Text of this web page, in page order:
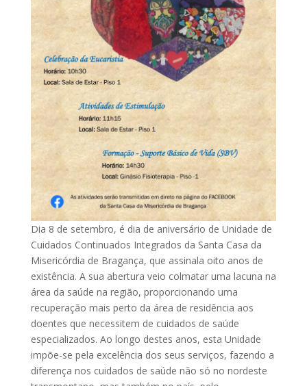
Dia 8 de setembro, é dia de aniversário de Unidade de
Cuidados Continuados Integrados da Santa Casa da
Misericórdia de Bragança, que assinala oito anos de
existência. A sua abertura veio colmatar uma lacuna na
área da saúde na região, proporcionando uma
recuperação mais perto da área de residência aos
doentes que necessitem de cuidados de saúde
especializados. Ao longo destes anos, esta Unidade
impõe-se pela excelência dos seus serviços, fazendo a
diferença nos cuidados de saúde não só no nordeste